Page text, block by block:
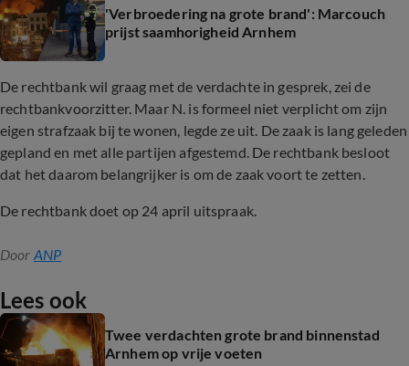
'Verbroedering na grote brand': Marcouch
prijst saamhorigheid Arnhem
De rechtbank wil graag met de verdachte in gesprek, zei de
rechtbankvoorzitter. Maar N. is formeel niet verplicht om zijn
eigen strafzaak bij te wonen, legde ze uit. De zaak is lang geleden
gepland en met alle partijen afgestemd. De rechtbank besloot
dat het daarom belangrijker is om de zaak voort te zetten.
De rechtbank doet op 24 april uitspraak.
Door ANP
Lees ook
Twee verdachten grote brand binnenstad
Arnhem op vrije voeten